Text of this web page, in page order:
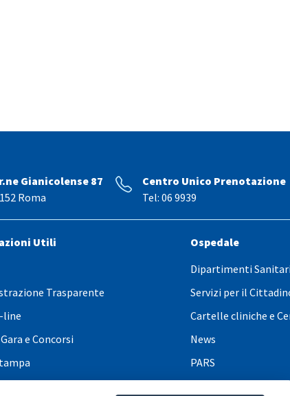
Gianicolense 87
Roma
Centro Unico Prenotazione
Tel: 06 9939
Utili
Trasparente
line
e Concorsi
Ospedale
Dipartimenti
Servizi per il
Cartelle cliniche e
News
PARS